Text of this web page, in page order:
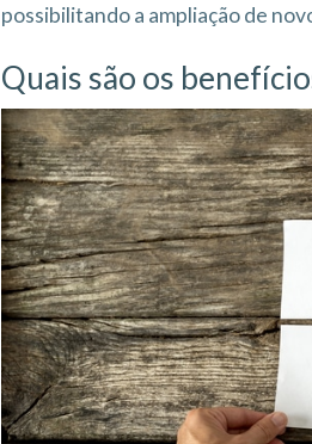
possibilitando a ampliação de
Quais são os